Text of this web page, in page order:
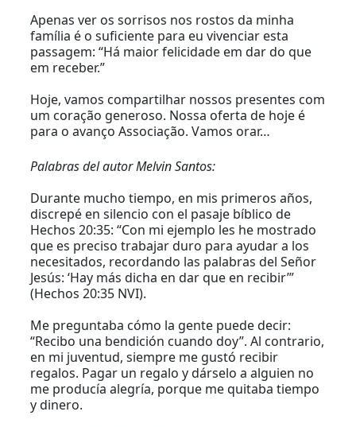
Apenas ver os sorrisos nos rostos da minha
família é o suficiente para eu vivenciar esta
passagem: “Há maior felicidade em dar do que
em receber.”
Hoje, vamos compartilhar nossos presentes com
um coração generoso. Nossa oferta de hoje é
para o avanço Associação. Vamos orar…
Palabras del autor Melvin Santos:
Durante mucho tiempo, en mis primeros años,
discrepé en silencio con el pasaje bíblico de
Hechos 20:35: “Con mi ejemplo les he mostrado
que es preciso trabajar duro para ayudar a los
necesitados, recordando las palabras del Señor
Jesús: ‘Hay más dicha en dar que en recibir’”
(Hechos 20:35 NVI).
Me preguntaba cómo la gente puede decir:
“Recibo una bendición cuando doy”. Al contrario,
en mi juventud, siempre me gustó recibir
regalos. Pagar un regalo y dárselo a alguien no
me producía alegría, porque me quitaba tiempo
y dinero.